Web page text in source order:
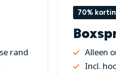
rand
70%
Alleen
Incl.